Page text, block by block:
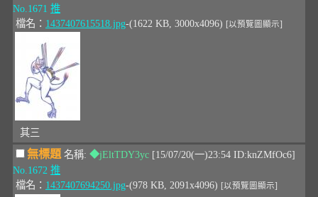
No.1671 推
檔名： 1437407615518.jpg-(1622 KB, 3000x4096) [以預覽圖顯示]
其三
無標題名稱: ◆jEltTDY3yc [15/07/20(一)23:54 ID:knZMfOc6]
No.1672 推
檔名： 1437407694250.jpg-(978 KB, 2091x4096) [以預覽圖顯示]